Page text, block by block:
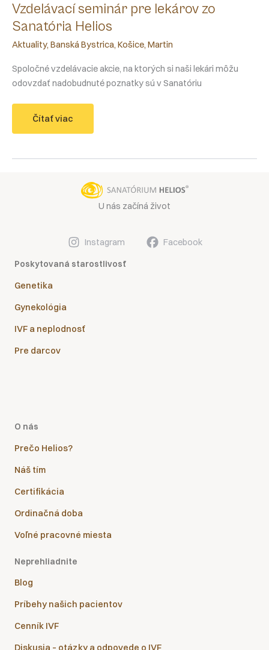
Vzdelávací seminár pre lekárov zo
Sanatória Helios
Aktuality, Banská Bystrica, Košice, Martin
Spoločné vzdelávacie akcie, na ktorých si naši lekári môžu
odovzdať nadobudnuté poznatky sú v Sanatóriu
Vzdelávací
pre
Sanatória
Čítať viac
U nás začíná život
Instagram Facebook
Poskytovaná starostlivosť
Genetika
Gynekológia
IVF a neplodnosť
Pre darcov
O nás
Prečo Helios?
Náš tím
Certifikácia
Ordinačná doba
Voľné pracovné miesta
Neprehliadnite
Blog
Príbehy našich pacientov
Cenník IVF
Diskusia – otázky a odpovede o IVF